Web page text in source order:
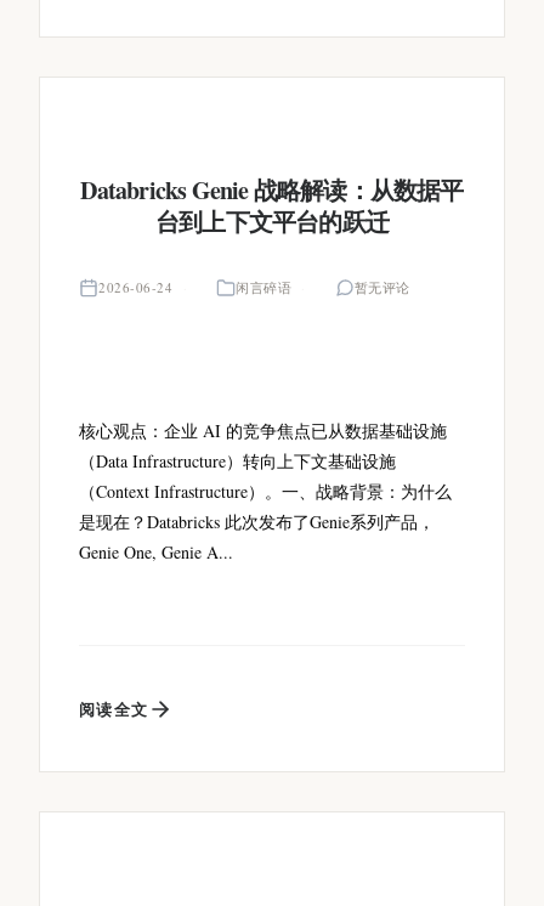
Databricks Genie 战略解读：从数据平
台到上下文平台的跃迁
2026-06-24 闲言碎语 暂无评论
核心观点：企业 AI 的竞争焦点已从数据基础设施
（Data Infrastructure）转向上下文基础设施
（Context Infrastructure）。一、战略背景：为什么
是现在？Databricks 此次发布了Genie系列产品，
Genie One, Genie A...
阅读全文